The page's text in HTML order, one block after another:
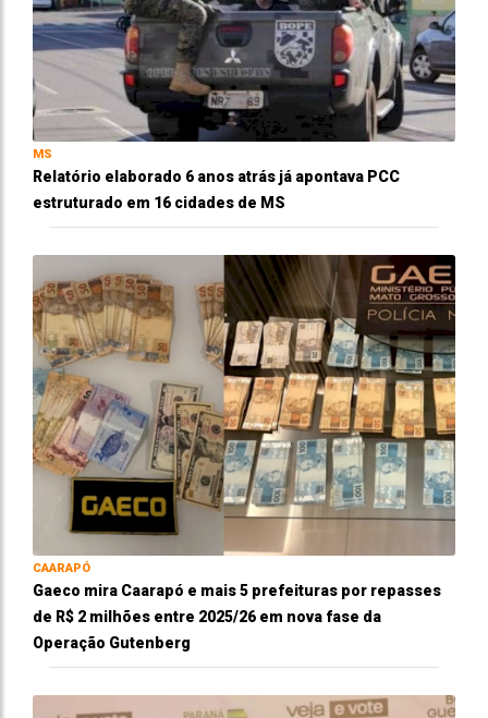
MS
Relatório elaborado 6 anos atrás já apontava PCC
estruturado em 16 cidades de MS
CAARAPÓ
Gaeco mira Caarapó e mais 5 prefeituras por repasses
de R$ 2 milhões entre 2025/26 em nova fase da
Operação Gutenberg